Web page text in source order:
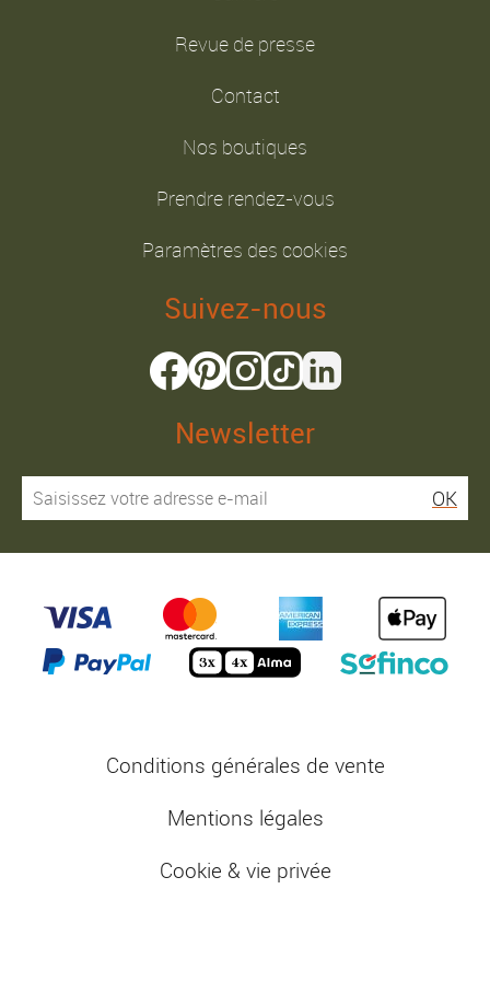
Revue de presse
Contact
Nos boutiques
Prendre rendez-vous
Paramètres des cookies
Suivez-nous
Newsletter
OK
Conditions générales de vente
Mentions légales
Cookie & vie privée